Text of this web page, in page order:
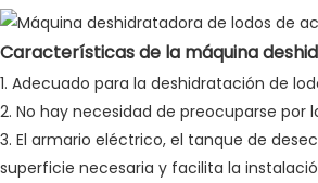
Características de la máquina
1. Adecuado para la deshidratación de
2. No hay necesidad de preocuparse por
3. El armario eléctrico, el tanque de
superficie necesaria y facilita la